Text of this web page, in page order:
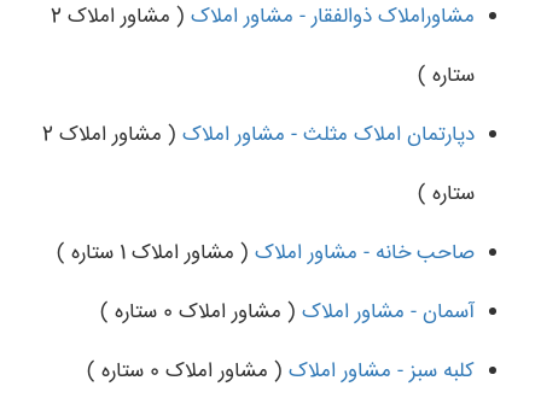
مشاوراملاک ذوالفقار - مشاور املاک
( مشاور املاک 2
ستاره )
دپارتمان املاک مثلث - مشاور املاک
( مشاور املاک 2
ستاره )
صاحب خانه - مشاور املاک ( مشاور املاک 1 ستاره )
آسمان - مشاور املاک ( مشاور املاک 0 ستاره )
کلبه سبز - مشاور املاک ( مشاور املاک 0 ستاره )